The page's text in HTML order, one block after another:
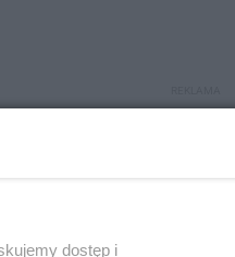
dostęp i